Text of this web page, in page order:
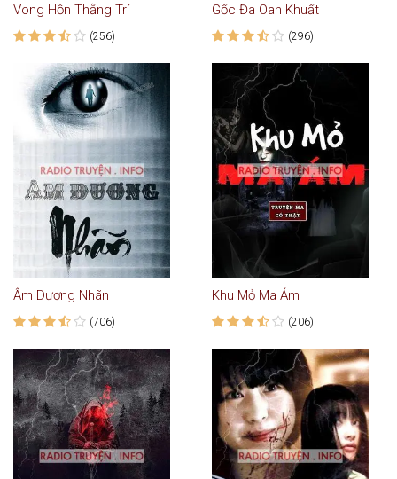
Vong Hồn Thằng Trí
(256)
Gốc Đa Oan Khuất
(296)
Âm Dương Nhãn
(706)
Khu Mỏ Ma Ám
(206)